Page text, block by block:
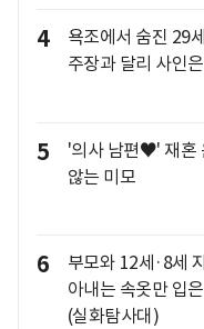
4
욕조에서 숨진 29
주장과 달리 사인
5
'의사 남편♥' 재혼
않는 미모
6
부모와 12세·8세
아내는 속옷만 입
(실화탐사대)